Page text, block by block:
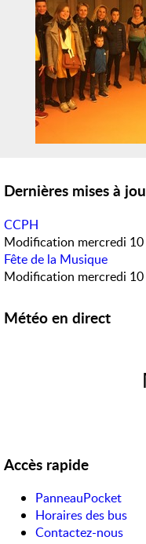
Dernières mises à
CCPH
Modification mercredi
Fête de la Musique
Modification mercredi
Météo en direct
Accès rapide
PanneauPocket
Horaires des bus
Contactez-nous